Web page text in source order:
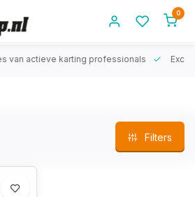
0
actieve karting professionals
Filters